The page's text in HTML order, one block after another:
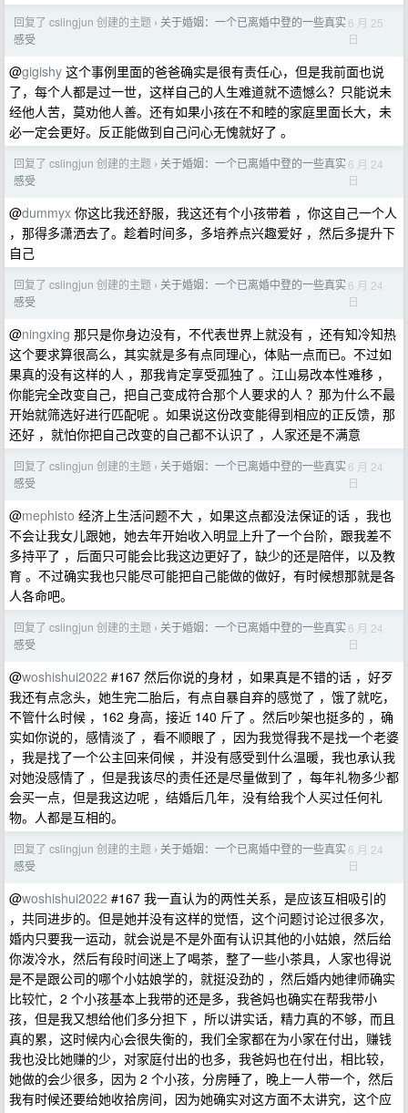
回复了 cslingjun 创建的主题 › 关于婚姻：一个已离婚中登的一些真实
感受
6 月 25
日
@gigishy 这个事例里面的爸爸确实是很有责任心，但是我前面也说
了，每个人都是过一世，这样自己的人生难道就不遗憾么？只能说未
经他人苦，莫劝他人善。还有如果小孩在不和睦的家庭里面长大，未
必一定会更好。反正能做到自己问心无愧就好了 。
回复了 cslingjun 创建的主题 › 关于婚姻：一个已离婚中登的一些真实
感受
6 月 24
日
@dummyx 你这比我还舒服，我这还有个小孩带着 ，你这自己一个人
，那得多潇洒去了。趁着时间多，多培养点兴趣爱好 ，然后多提升下
自己
回复了 cslingjun 创建的主题 › 关于婚姻：一个已离婚中登的一些真实
感受
6 月 24
日
@ningxing 那只是你身边没有，不代表世界上就没有 ，还有知冷知热
这个要求算很高么，其实就是多有点同理心，体贴一点而已。不过如
果真的没有这样的人 ，那我肯定享受孤独了 。江山易改本性难移 ，
你能完全改变自己，把自己变成符合那个人要求的人 ？那为什么不最
开始就筛选好进行匹配呢 。如果说这份改变能得到相应的正反馈，那
还好 ，就怕你把自己改变的自己都不认识了 ，人家还是不满意
回复了 cslingjun 创建的主题 › 关于婚姻：一个已离婚中登的一些真实
感受
6 月 24
日
@mephisto 经济上生活问题不大 ，如果这点都没法保证的话 ，我也
不会让我女儿跟她，她去年开始收入明显上升了一个台阶，跟我差不
多持平了 ，后面只可能会比我这边更好了，缺少的还是陪伴，以及教
育 。不过确实我也只能尽可能把自己能做的做好，有时候想那就是各
人各命吧。
回复了 cslingjun 创建的主题 › 关于婚姻：一个已离婚中登的一些真实
感受
6 月 24
日
@woshishui2022 #167 然后你说的身材 ，如果真是不错的话 ，好歹
我还有点念头，她生完二胎后，有点自暴自弃的感觉了 ，饿了就吃，
不管什么时候 ，162 身高，接近 140 斤了 。然后吵架也挺多的 ，确
实如你说的，感情淡了 ，看不顺眼了 ，因为我觉得我不是找一个老婆
，我是找了一个公主回来伺候 ，并没有感受到什么温暖，我也承认我
对她没感情了 ，但是我该尽的责任还是尽量做到了 ，每年礼物多少都
会买一点，但是我这边呢 ，结婚后几年，没有给我个人买过任何礼
物。人都是互相的。
回复了 cslingjun 创建的主题 › 关于婚姻：一个已离婚中登的一些真实
感受
6 月 24
日
@woshishui2022 #167 我一直认为的两性关系，是应该互相吸引的
，共同进步的。但是她并没有这样的觉悟，这个问题讨论过很多次，
婚内只要我一运动，就会说是不是外面有认识其他的小姑娘，然后给
你泼冷水，然后有段时间迷上了喝茶，整了一些小茶具，人家也得说
是不是跟公司的哪个小姑娘学的，就挺没劲的 ，然后婚内她律师确实
比较忙，2 个小孩基本上我带的还是多，我爸妈也确实在帮我带小
孩，但是我又想给他们多分担下 ，所以讲实话，精力真的不够，而且
真的累，这时候内心会很失衡的，我们全家都在为小家在付出，赚钱
我也没比她赚的少，对家庭付出的也多，我爸妈也在付出，相比较，
她做的会少很多，因为 2 个小孩，分房睡了，晚上一人带一个，然后
我有时候还要给她收拾房间，因为她确实对这方面不太讲究，这个应